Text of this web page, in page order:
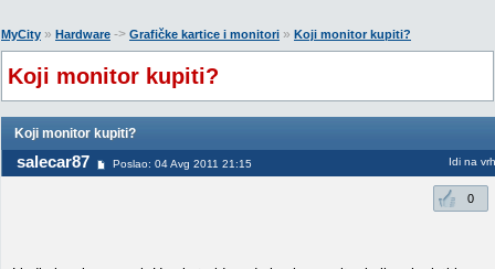
MyCity » Hardware -> Grafičke kartice i monitori » Koji monitor kupiti?
Koji monitor kupiti?
Koji monitor kupiti?
salecar87 Poslao: 04 Avg 2011 21:15 Idi na vrh
0